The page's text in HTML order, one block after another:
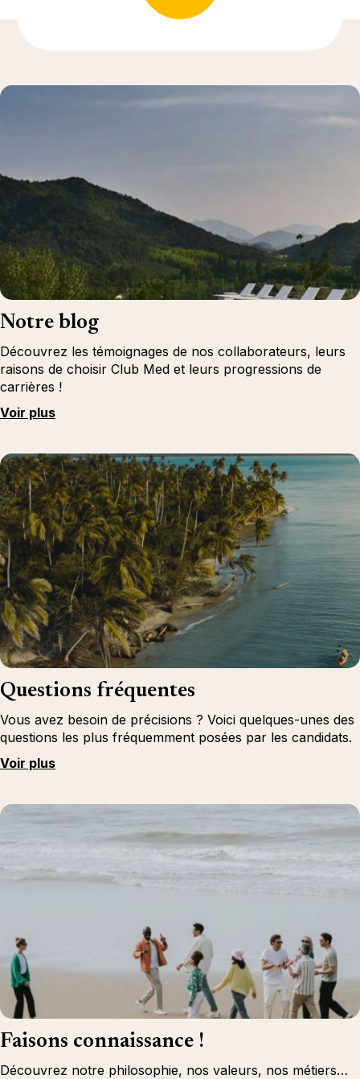
Notre blog
Découvrez les témoignages de nos collaborateurs, leurs
raisons de choisir Club Med et leurs progressions de
carrières !
Voir plus
Questions fréquentes
Vous avez besoin de précisions ? Voici quelques-unes des
questions les plus fréquemment posées par les candidats.
Voir plus
Faisons connaissance !
Découvrez notre philosophie, nos valeurs, nos métiers…